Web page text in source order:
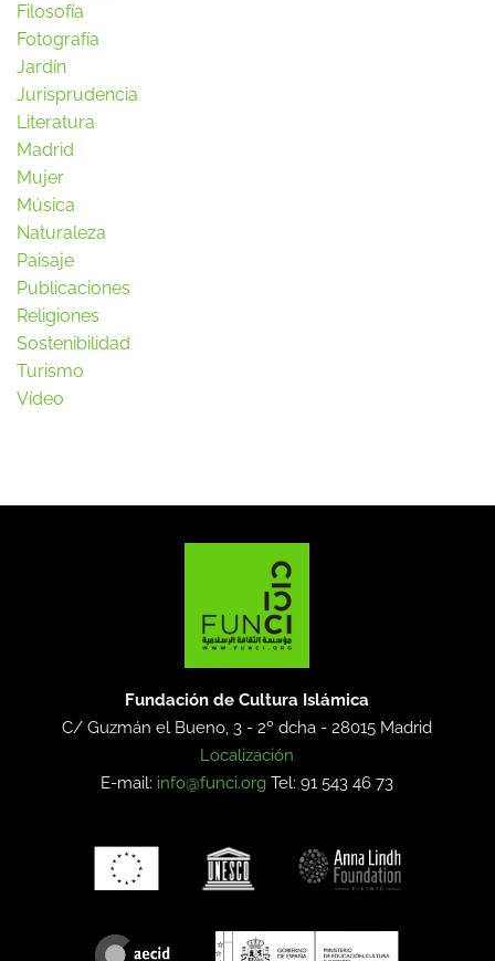
Filosofía
Fotografía
Jardín
Jurisprudencia
Literatura
Madrid
Mujer
Música
Naturaleza
Paisaje
Publicaciones
Religiones
Sostenibilidad
Turismo
Vídeo
Fundación de Cultura Islámica
C/ Guzmán el Bueno, 3 - 2º dcha -28015 Madrid
Localización
E-mail: info@funci.org Tel: 91 543 46 73